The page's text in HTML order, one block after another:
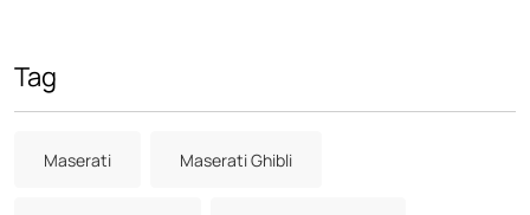
Tag
Maserati Maserati Ghibli